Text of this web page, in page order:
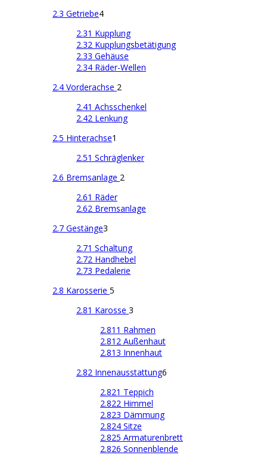
2.3 Getriebe4
2.31 Kupplung
2.32 Kupplungsbetätigung
2.33 Gehäuse
2.34 Räder-Wellen
2.4 Vorderachse 2
2.41 Achsschenkel
2.42 Lenkung
2.5 Hinterachse1
2.51 Schräglenker
2.6 Bremsanlage 2
2.61 Räder
2.62 Bremsanlage
2.7 Gestänge3
2.71 Schaltung
2.72 Handhebel
2.73 Pedalerie
2.8 Karosserie 5
2.81 Karosse 3
2.811 Rahmen
2.812 Außenhaut
2.813 Innenhaut
2.82 Innenausstattung6
2.821 Teppich
2.822 Himmel
2.823 Dämmung
2.824 Sitze
2.825 Armaturenbrett
2.826 Sonnenblende